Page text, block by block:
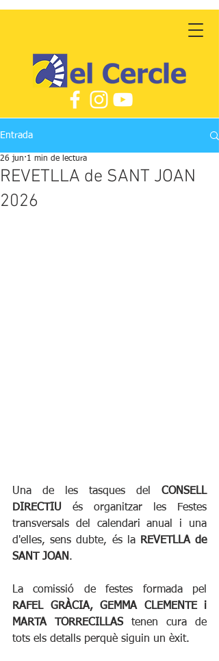
Entrada
REVETLLA de SANT JOAN
2026
26 jun 1 min de lectura
Una de les tasques del CONSELL
DIRECTIU és organitzar les Festes
transversals del calendari anual i una
d'elles, sens dubte, és la
REVETLLA de
SANT JOAN .
RAFEL GRÀCIA, GEMMA CLEMENTE i
MARTA TORRECILLAS tenen cura de
tots els detalls perquè siguin un èxit.